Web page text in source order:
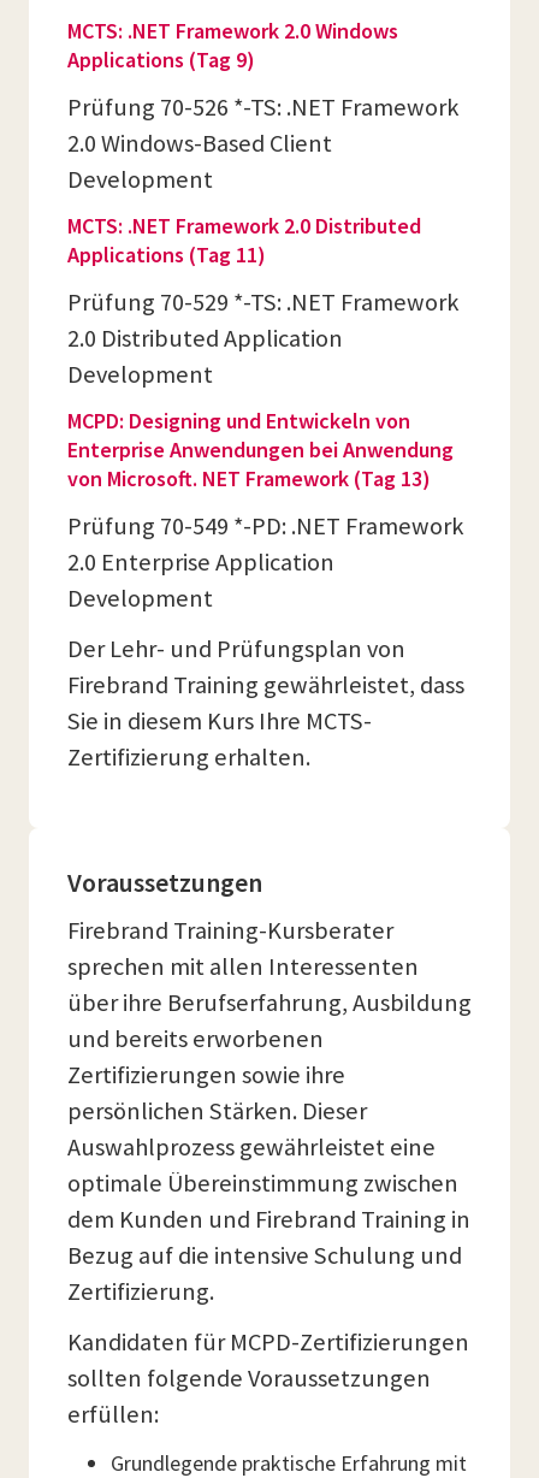
MCTS: .NET Framework 2.0 Windows
Applications (Tag 9)
Prüfung 70-526 *-TS: .NET Framework
2.0 Windows-Based Client
Development
MCTS: .NET Framework 2.0 Distributed
Applications (Tag 11)
Prüfung 70-529 *-TS: .NET Framework
2.0 Distributed Application
Development
MCPD: Designing und Entwickeln von
Enterprise Anwendungen bei Anwendung
von Microsoft. NET Framework (Tag 13)
Prüfung 70-549 *-PD: .NET Framework
2.0 Enterprise Application
Development
Der Lehr- und Prüfungsplan von
Firebrand Training gewährleistet, dass
Sie in diesem Kurs Ihre MCTS-
Zertifizierung erhalten.
Voraussetzungen
Firebrand Training-Kursberater
sprechen mit allen Interessenten
über ihre Berufserfahrung, Ausbildung
und bereits erworbenen
Zertifizierungen sowie ihre
persönlichen Stärken. Dieser
Auswahlprozess gewährleistet eine
optimale Übereinstimmung zwischen
dem Kunden und Firebrand Training in
Bezug auf die intensive Schulung und
Zertifizierung.
Kandidaten für MCPD-Zertifizierungen
sollten folgende Voraussetzungen
erfüllen:
Grundlegende praktische Erfahrung mit